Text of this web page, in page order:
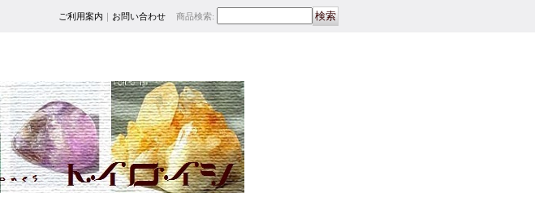
ご利用案内 ｜ お問い合わせ 商品検索: